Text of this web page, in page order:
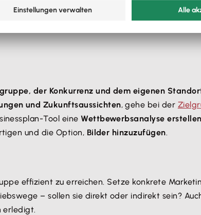
der Konkurrenz und dem eigenen
und Zukunftsaussichten, gehe bei der
Tool eineWettbewerbsanalyse erstellen
und die Option, Bilder hinzuzufügen.
effizient zu erreichen. Setze konkrete
– sollen sie direkt oder indirekt sein?
erledigt.